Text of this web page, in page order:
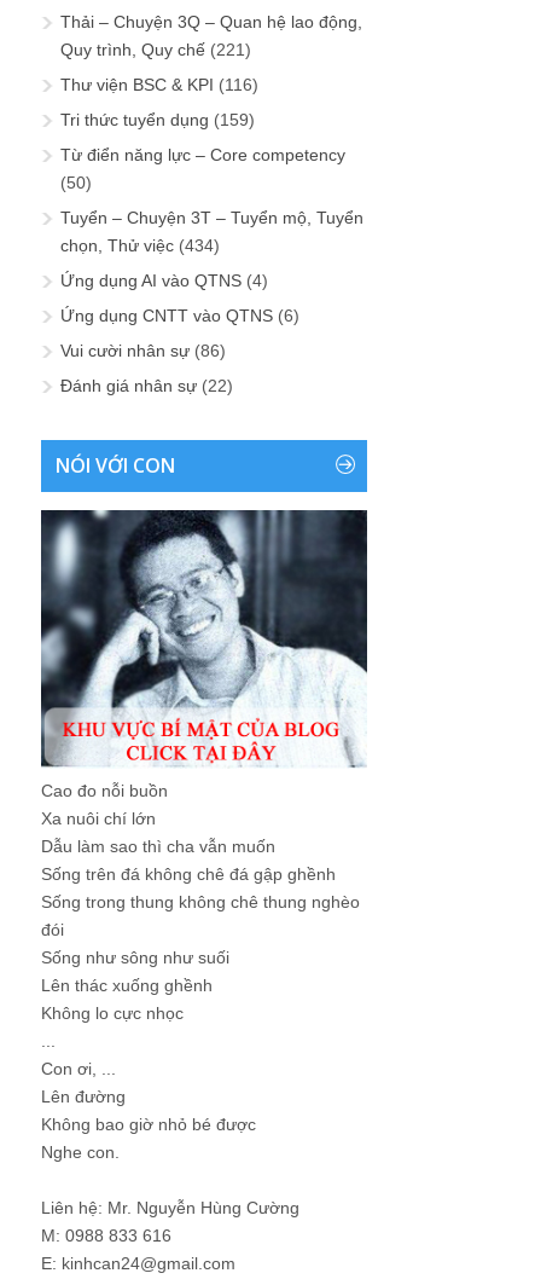
Thải – Chuyện 3Q – Quan hệ lao động,
Quy trình, Quy chế (221)
Thư viện BSC & KPI (116)
Tri thức tuyển dụng (159)
Từ điển năng lực – Core competency
(50)
Tuyển – Chuyện 3T – Tuyển mộ, Tuyển
chọn, Thử việc (434)
Ứng dụng AI vào QTNS (4)
Ứng dụng CNTT vào QTNS (6)
Vui cười nhân sự (86)
Đánh giá nhân sự (22)
NÓI VỚI CON
Cao đo nỗi buồn
Xa nuôi chí lớn
Dẫu làm sao thì cha vẫn muốn
Sống trên đá không chê đá gập ghềnh
Sống trong thung không chê thung nghèo
đói
Sống như sông như suối
Lên thác xuống ghềnh
Không lo cực nhọc
Con ơi, ...
Lên đường
Không bao giờ nhỏ bé được
Nghe con.
Liên hệ: Mr. Nguyễn Hùng Cường
M: 0988 833 616
E: kinhcan24@gmail.com